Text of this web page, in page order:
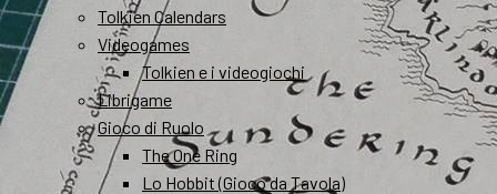
Tolkien Calendars
Videogames
Tolkien e i videogiochi
Librigame
Gioco di Ruolo
The One Ring
Lo Hobbit (Gioco da Tavola)